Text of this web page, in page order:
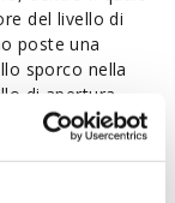
del livello di
poste una
sporco nella
di apertura
Una volta
ed aspirata